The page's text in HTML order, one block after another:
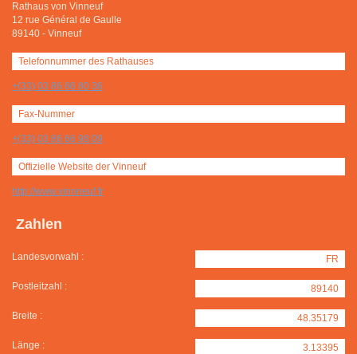
Rathaus von Vinneuf
12 rue Général de Gaulle
89140 - Vinneuf
Telefonnummer des Rathauses
+(33) 03 86 66 80 36
Fax-Nummer
+(33) 03 86 66 98 09
Offizielle Website der Vinneuf
http://www.vinnneuf.fr
Zahlen
Landesvorwahl : FR
Postleitzahl : 89140
Breite : 48.35179
Länge : 3.13395